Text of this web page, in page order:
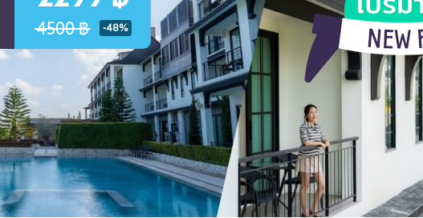
4500 ฿ -48%